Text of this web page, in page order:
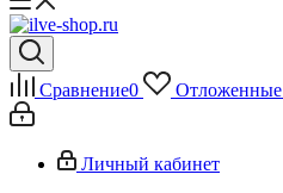
Сравнение0 Отложенные
Личный кабинет